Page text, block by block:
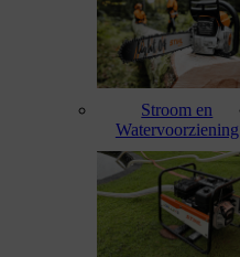
Stroom en
Watervoorziening